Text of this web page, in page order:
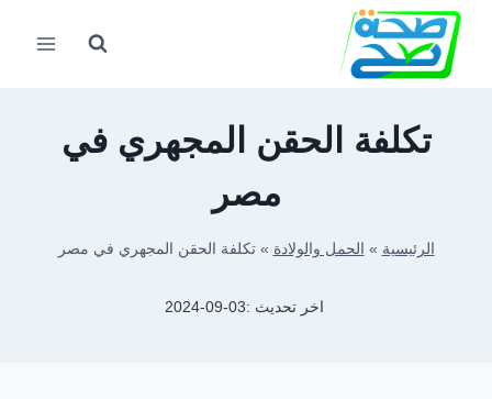
التجاوز
المحتوى
تكلفة الحقن المجهري في
مصر
الرئيسية » الحمل والولادة »تكلفة الحقن المجهري في مصر
اخر تحديث :2024-09-03